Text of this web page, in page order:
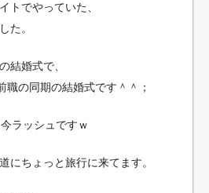
トでやっていた、
た。
結婚式で、
職の同期の結婚式です＾＾；
ラッシュですｗ
にちょっと旅行に来てます。